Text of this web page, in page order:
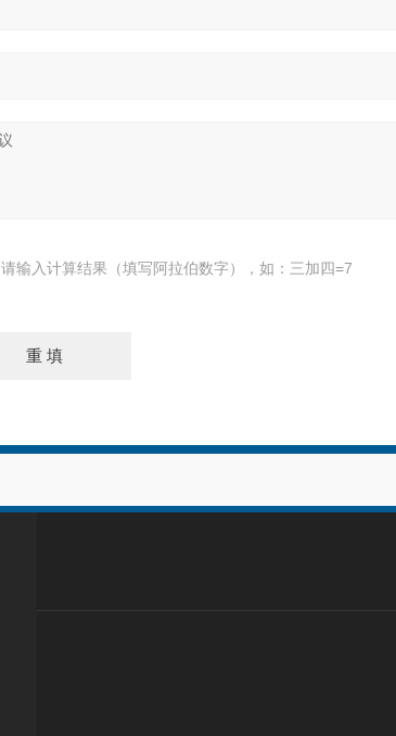
请输入计算结果（填写阿拉伯数字），如：三加四=7